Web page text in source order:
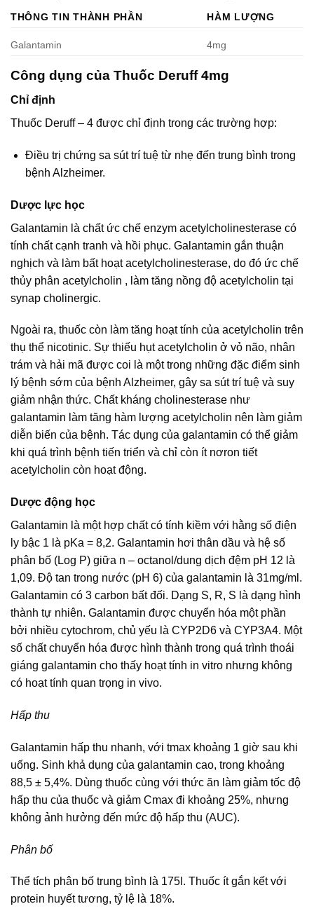
THÔNG TIN THÀNH PHẦN HÀM LƯỢNG
Galantamin 4mg
Công dụng của Thuốc Deruff 4mg
Chỉ định
Thuốc Deruff – 4 được chỉ định trong các trường hợp:
Điều trị chứng sa sút trí tuệ từ nhẹ đến trung bình trong
bệnh Alzheimer.
Dược lực học
Galantamin là chất ức chế enzym acetylcholinesterase có
tính chất cạnh tranh và hồi phục. Galantamin gắn thuận
nghịch và làm bất hoạt acetylcholinesterase, do đó ức chế
thủy phân acetylcholin , làm tăng nồng độ acetylcholin tại
synap cholinergic.
Ngoài ra, thuốc còn làm tăng hoạt tính của acetylcholin trên
thụ thể nicotinic. Sự thiếu hụt acetylcholin ở vỏ não, nhân
trám và hải mã được coi là một trong những đặc điểm sinh
lý bệnh sớm của bệnh Alzheimer, gây sa sút trí tuệ và suy
giảm nhận thức. Chất kháng cholinesterase như
galantamin làm tăng hàm lượng acetylcholin nên làm giảm
diễn biến của bệnh. Tác dụng của galantamin có thể giảm
khi quá trình bệnh tiến triển và chỉ còn ít nơron tiết
acetylcholin còn hoạt động.
Dược động học
Galantamin là một hợp chất có tính kiềm với hằng số điện
ly bậc 1 là pKa = 8,2. Galantamin hơi thân dầu và hệ số
phân bố (Log P) giữa n – octanol/dung dịch đệm pH 12 là
1,09. Độ tan trong nước (pH 6) của galantamin là 31mg/ml.
Galantamin có 3 carbon bất đối. Dạng S, R, S là dạng hình
thành tự nhiên. Galantamin được chuyển hóa một phần
bởi nhiều cytochrom, chủ yếu là CYP2D6 và CYP3A4. Một
số chất chuyển hóa được hình thành trong quá trình thoái
giáng galantamin cho thấy hoạt tính in vitro nhưng không
có hoạt tính quan trọng in vivo.
Hấp thu
Galantamin hấp thu nhanh, với tmax khoảng 1 giờ sau khi
uống. Sinh khả dụng của galantamin cao, trong khoảng
88,5 ± 5,4%. Dùng thuốc cùng với thức ăn làm giảm tốc độ
hấp thu của thuốc và giảm Cmax đi khoảng 25%, nhưng
không ảnh hưởng đến mức độ hấp thu (AUC).
Phân bố
Thể tích phân bố trung bình là 175l. Thuốc ít gắn kết với
protein huyết tương, tỷ lệ là 18%.